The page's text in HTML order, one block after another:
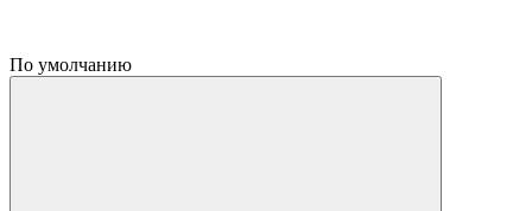
По умолчанию